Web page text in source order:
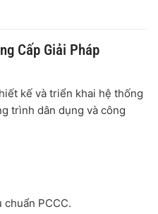
Cấp Giải Pháp
kế và triển khai hệ thống
trình dân dụng và công
PCCC.